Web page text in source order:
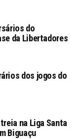
do
da Libertadores
dos jogos do
na Liga Santa
Biguaçu